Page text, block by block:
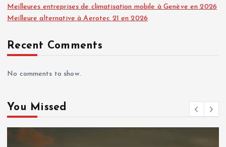
Meilleures entreprises de climatisation mobile à Genève en 2026
Meilleure alternative à Aerotec 21 en 2026
Recent Comments
No comments to show.
You Missed